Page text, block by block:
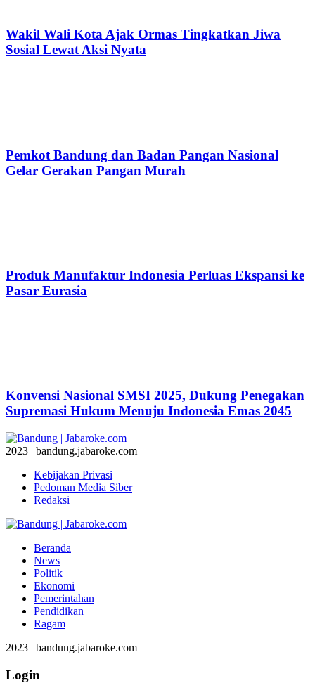
Wakil Wali Kota Ajak Ormas Tingkatkan Jiwa
Sosial Lewat Aksi Nyata
Pemkot Bandung dan Badan Pangan Nasional
Gelar Gerakan Pangan Murah
Produk Manufaktur Indonesia Perluas Ekspansi ke
Pasar Eurasia
Konvensi Nasional SMSI 2025, Dukung Penegakan
Supremasi Hukum Menuju Indonesia Emas 2045
2023 | bandung.jabaroke.com
Kebijakan Privasi
Pedoman Media Siber
Redaksi
Beranda
News
Politik
Ekonomi
Pemerintahan
Pendidikan
Ragam
2023 | bandung.jabaroke.com
Login